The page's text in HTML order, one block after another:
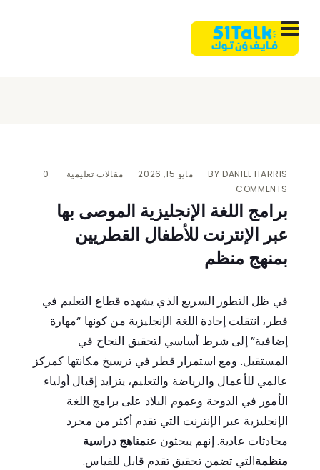
BYDANIEL HARRIS مايو 15, 2026 مقالات تعليمية
0
COMMENTS
برامج اللغة الإنجليزية الموصى بها
عبر الإنترنت للأطفال القطريين
بمنهج منظم
في ظل التطور السريع الذي يشهده قطاع التعليم في
قطر، انتقلت إجادة اللغة الإنجليزية من كونها “مهارة
إضافية” إلى شرط أساسي لتحقيق النجاح في
المستقبل. ومع استمرار قطر في ترسيخ مكانتها كمركز
عالمي للأعمال والرياضة والتعليم، يتزايد إقبال أولياء
الأمور في الدوحة وعموم البلاد على برامج اللغة
الإنجليزية عبر الإنترنت التي تقدم أكثر من مجرد
محادثات عادية. إنهم يبحثون عنمناهج دراسية
منظمةالتي تضمن تحقيق تقدم قابل للقياس.